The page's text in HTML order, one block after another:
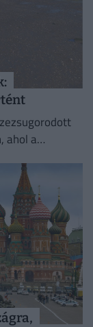
ahol a